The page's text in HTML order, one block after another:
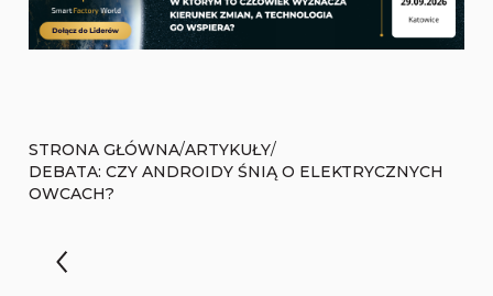
STRONA GŁÓWNA/ARTYKUŁY/
DEBATA: CZY ANDROIDY ŚNIĄ O ELEKTRYCZNYCH
OWCACH?